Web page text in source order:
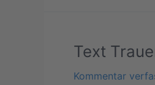
Text
Kommentar
Text